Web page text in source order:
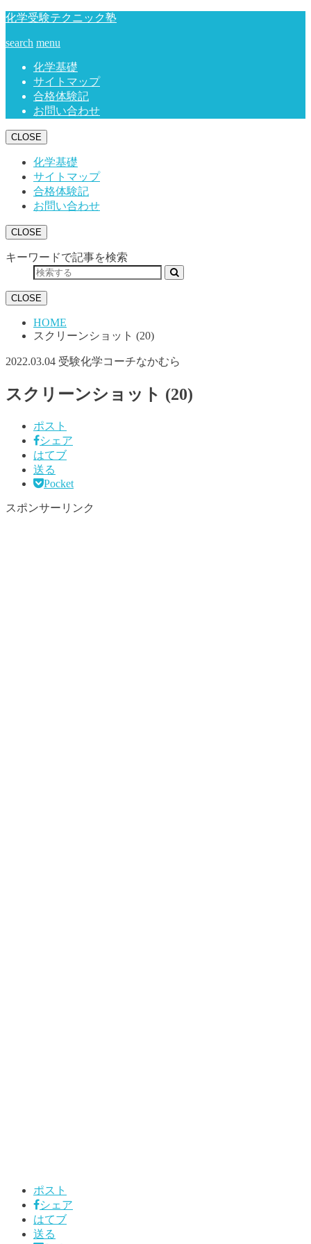
化学受験テクニック塾
search menu
化学基礎
サイトマップ
合格体験記
お問い合わせ
CLOSE
化学基礎
サイトマップ
合格体験記
お問い合わせ
CLOSE
キーワードで記事を検索
CLOSE
HOME
スクリーンショット (20)
2022.03.04 受験化学コーチなかむら
スクリーンショット (20)
ポスト
シェア
はてブ
送る
Pocket
スポンサーリンク
ポスト
シェア
はてブ
送る